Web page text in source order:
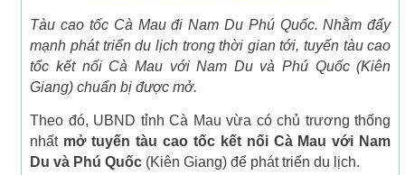
Tàu cao tốc Cà Mau đi Nam Du Phú Quốc. Nhằm đẩy
mạnh phát triển du lịch trong thời gian tới, tuyến tàu cao
tốc kết nối Cà Mau với Nam Du và Phú Quốc (Kiên
Giang) chuẩn bị được mở.
Theo đó, UBND tỉnh Cà Mau vừa có chủ trương thống
nhất mở tuyến tàu cao tốc kết nối Cà Mau với Nam
Du và Phú Quốc (Kiên Giang) để phát triển du lịch.